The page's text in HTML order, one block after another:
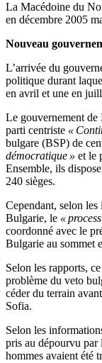
La Macédoine du
en décembre 2005
Nouveau
L’arrivée du
politique durant
en avril et une en
Le gouvernement de
parti centriste «
bulgare (BSP) de
démocratique » et le
Ensemble, ils
240 sièges.
Cependant, selon
Bulgarie, le «
coordonné avec le
Bulgarie au sommet
Selon les rapports,
problème du veto
céder du terrain
Sofia.
Selon les
pris au dépourvu par
hommes avaient été